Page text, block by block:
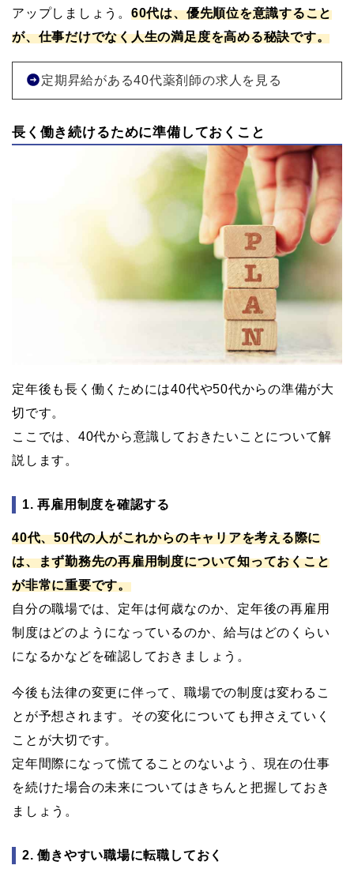
アップしましょう。 60代は、優先順位を意識すること
が、仕事だけでなく人生の満足度を高める秘訣です。
定期昇給がある40代薬剤師の求人を見る
長く働き続けるために準備しておくこと
定年後も長く働くためには40代や50代からの準備が大
切です。
ここでは、40代から意識しておきたいことについて解
説します。
1. 再雇用制度を確認する
40代、50代の人がこれからのキャリアを考える際に
は、まず勤務先の再雇用制度について知っておくこと
が非常に重要です。
自分の職場では、定年は何歳なのか、定年後の再雇用
制度はどのようになっているのか、給与はどのくらい
になるかなどを確認しておきましょう。
今後も法律の変更に伴って、職場での制度は変わるこ
とが予想されます。その変化についても押さえていく
ことが大切です。
定年間際になって慌てることのないよう、現在の仕事
を続けた場合の未来についてはきちんと把握しておき
ましょう。
2. 働きやすい職場に転職しておく